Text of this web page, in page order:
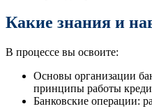
Какие знания и
В процессе вы освоите:
Основы организации
принципы работы
Банковские операции: